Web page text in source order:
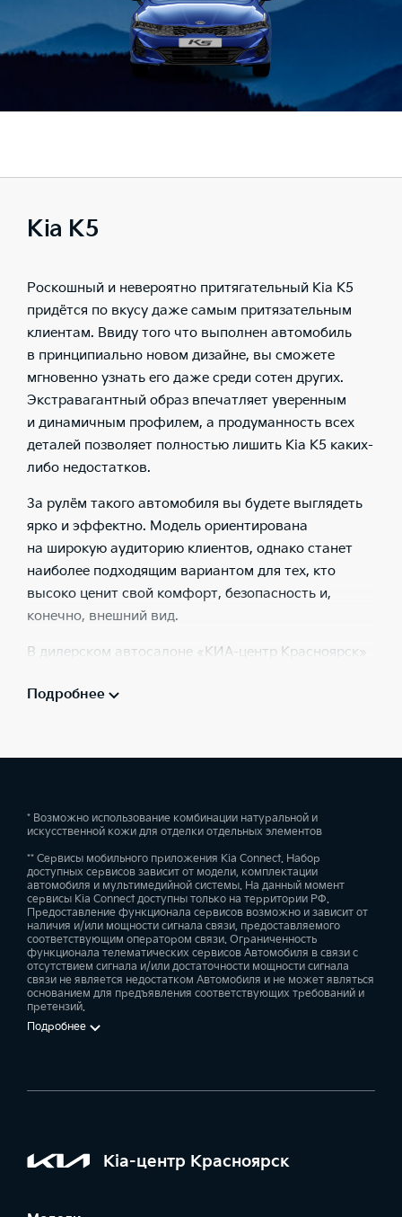
Kia K5
Роскошный и невероятно притягательный Kia K5
придётся по вкусу даже самым притязательным
клиентам. Ввиду того что выполнен автомобиль
в принципиально новом дизайне, вы сможете
мгновенно узнать его даже среди сотен других.
Экстравагантный образ впечатляет уверенным
и динамичным профилем, а продуманность всех
деталей позволяет полностью лишить Kia K5 каких-
либо недостатков.
За рулём такого автомобиля вы будете выглядеть
ярко и эффектно. Модель ориентирована
на широкую аудиторию клиентов, однако станет
наиболее подходящим вариантом для тех, кто
высоко ценит свой комфорт, безопасность и,
конечно, внешний вид.
В дилерском автосалоне «КИА-центр Красноярск»
подробную информацию обо всех характеристиках
Эффектная внешность
Благодаря особенностям конструкции кузова, даже
когда КИА K5 стоит на месте, трудно
не предположить обратное. Обусловлено это
рельефными линиями на боковых частях и спереди
автомобиля, которые, создавая особую игру теней,
формируют динамичный образ и к тому же
сообщают о пристрастии к высоким скоростям.
Хромированный молдинг, покатая крыша,
головного света интересной формы, массивный
фронтальный профиль нового КИА К5 поистине
Подробнее
* Возможно использование комбинации натуральной и
искусственной кожи для отделки отдельных элементов
** Сервисы мобильного приложения Kia Connect. Набор
доступных сервисов зависит от модели, комплектации
автомобиля и мультимедийной системы. На данный момент
сервисы Kia Connect доступны только на территории РФ.
Предоставление функционала сервисов возможно и зависит от
наличия и/или мощности сигнала связи, предоставляемого
соответствующим оператором связи. Ограниченность
функционала телематических сервисов Автомобиля в связи с
отсутствием сигнала и/или достаточности мощности сигнала
связи не является недостатком Автомобиля и не может являться
основанием для предъявления соответствующих требований и
претензий.
Подробнее
Kia-центр Красноярск